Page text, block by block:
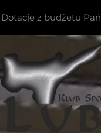
Dotacje z budżetu